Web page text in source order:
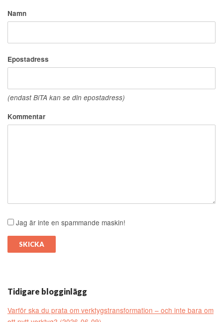
Namn
Epostadress
(endast BiTA kan se din epostadress)
Kommentar
Jag är inte en spammande maskin!
Tidigare blogginlägg
Varför ska du prata om verktygstransformation – och inte bara om